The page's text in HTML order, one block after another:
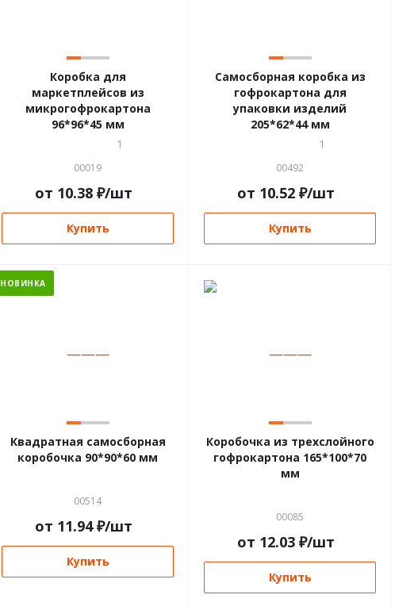
Коробка для
маркетплейсов из
микрогофрокартона
96*96*45 мм
1
00019
от 10.38 ₽/шт
Купить
Самосборная коробка из
гофрокартона для
упаковки изделий
205*62*44 мм
1
00492
от 10.52 ₽/шт
Купить
НОВИНКА
———
Квадратная самосборная
коробочка 90*90*60 мм
00514
от 11.94₽/шт
Купить
———
Коробочка из трехслойного
гофрокартона 165*100*70
мм
00085
от 12.03 ₽/шт
Купить